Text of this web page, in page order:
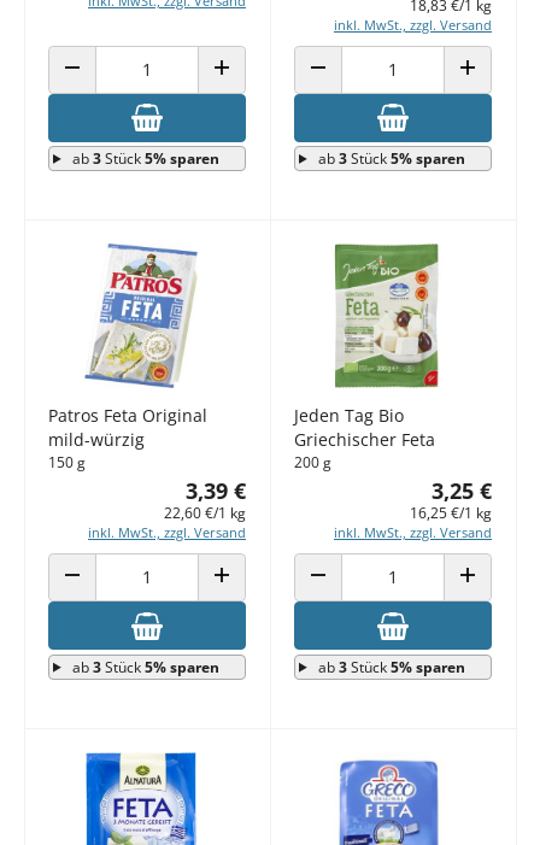
ANZAHL VERRINGERN ANZAHL ERHÖHEN
ab3Stück5% sparen
18,83 €/1 kg
inkl. MwSt., zzgl. Versand
ANZAHL VERRINGERN ANZAHL
ab3Stück5% sparen
Patros Feta Original
mild-würzig
150 g
3,39 €
22,60 €/1 kg
inkl. MwSt., zzgl. Versand
ANZAHL VERRINGERN ANZAHL ERHÖHEN
ab3Stück5% sparen
Jeden Tag Bio
Griechischer Feta
200 g
3,25 €
16,25 €/1 kg
inkl. MwSt., zzgl. Versand
ANZAHL VERRINGERN ANZAHL
ab3Stück5% sparen